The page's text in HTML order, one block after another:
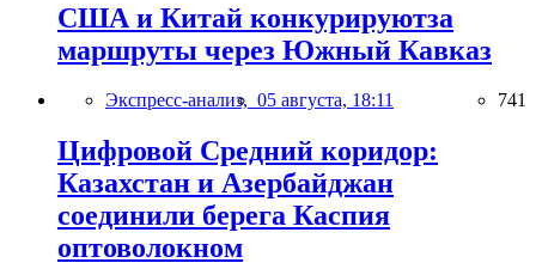
США и Китай конкурируютза
маршруты через Южный Кавказ
Экспресс-анализ, 05 августа, 18:11 741
Цифровой Средний коридор:
Казахстан и Азербайджан
соединили берега Каспия
оптоволокном